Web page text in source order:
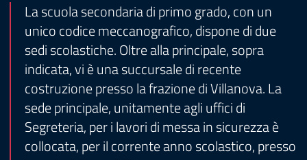
La scuola secondaria di primo grado, con un
unico codice meccanografico, dispone di due
sedi scolastiche. Oltre alla principale, sopra
indicata, vi è una succursale di recente
costruzione presso la frazione di Villanova. La
sede principale, unitamente agli uffici di
Segreteria, per i lavori di messa in sicurezza è
collocata, per il corrente anno scolastico, presso